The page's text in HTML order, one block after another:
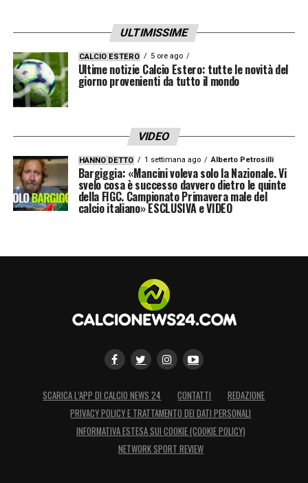
ULTIMISSIME
CALCIO ESTERO 5 ore ago
Ultime notizie Calcio Estero: tutte le novità del
giorno provenienti da tutto il mondo
VIDEO
HANNO DETTO 1 settimana ago Alberto Petrosilli
Bargiggia: «Mancini voleva solo la Nazionale. Vi
svelo cosa è successo davvero dietro le quinte
della FIGC. Campionato Primavera male del
calcio italiano» ESCLUSIVA e VIDEO
SCARICA L’APP DI CALCIO NEWS 24 CONTATTI
REDAZIONE
PRIVACY POLICY E TRATTAMENTO DEI DATI PERSONALI
INFORMATIVA ESTESA SUI COOKIE (COOKIE POLICY)
NETWORK SPORT REVIEW